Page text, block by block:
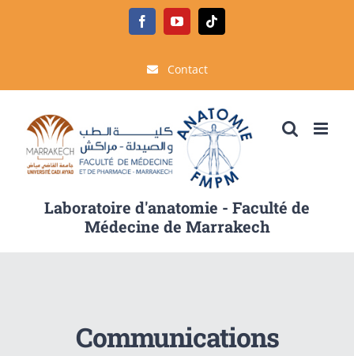
FacebookYouTubeTiktok
Contact
Laboratoire d'anatomie - Faculté de
Médecine de Marrakech
Communications